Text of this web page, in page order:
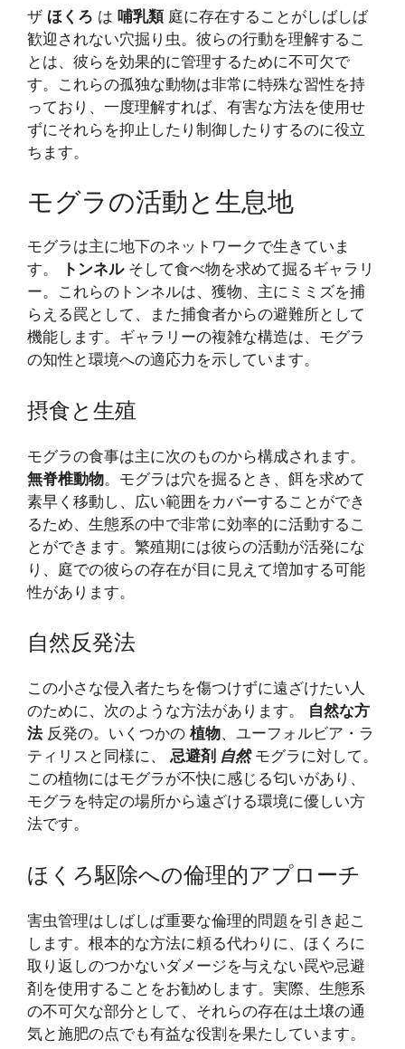
ザ ほくろ は 哺乳類庭に存在することがしばしば
歓迎されない穴掘り虫。彼らの行動を理解するこ
とは、彼らを効果的に管理するために不可欠で
す。これらの孤独な動物は非常に特殊な習性を持
っており、一度理解すれば、有害な方法を使用せ
ずにそれらを抑止したり制御したりするのに役立
ちます。
モグラの活動と生息地
モグラは主に地下のネットワークで生きていま
す。
トンネルそして食べ物を求めて掘るギャラリ
ー。これらのトンネルは、獲物、主にミミズを捕
らえる罠として、また捕食者からの避難所として
機能します。ギャラリーの複雑な構造は、モグラ
の知性と環境への適応力を示しています。
摂食と生殖
モグラの食事は主に次のものから構成されます。
無脊椎動物。モグラは穴を掘るとき、餌を求めて
素早く移動し、広い範囲をカバーすることができ
るため、生態系の中で非常に効率的に活動するこ
とができます。繁殖期には彼らの活動が活発にな
り、庭での彼らの存在が目に見えて増加する可能
性があります。
自然反発法
この小さな侵入者たちを傷つけずに遠ざけたい人
のために、次のような方法があります。 自然な方
法反発の。いくつかの 植物、ユーフォルビア・ラ
ティリスと同様に、 忌避剤 自然モグラに対して。
この植物にはモグラが不快に感じる匂いがあり、
モグラを特定の場所から遠ざける環境に優しい方
法です。
ほくろ駆除への倫理的アプローチ
害虫管理はしばしば重要な倫理的問題を引き起こ
します。根本的な方法に頼る代わりに、ほくろに
取り返しのつかないダメージを与えない罠や忌避
剤を使用することをお勧めします。実際、生態系
の不可欠な部分として、それらの存在は土壌の通
気と施肥の点でも有益な役割を果たしています。